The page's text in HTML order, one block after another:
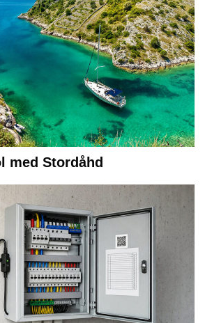
med Stordåhd